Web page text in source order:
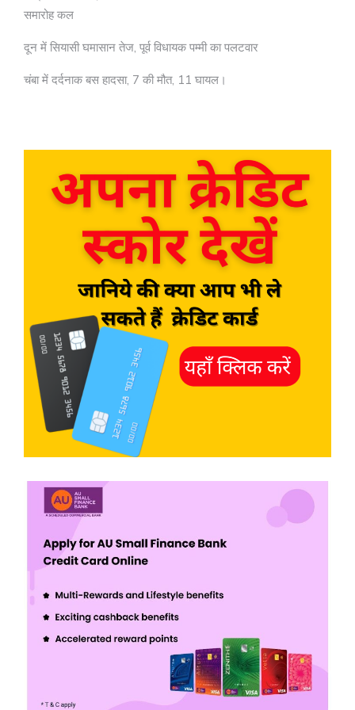
समारोह कल
दून में सियासी घमासान तेज, पूर्व विधायक पम्मी का पलटवार
चंबा में दर्दनाक बस हादसा, 7 की मौत, 11 घायल।